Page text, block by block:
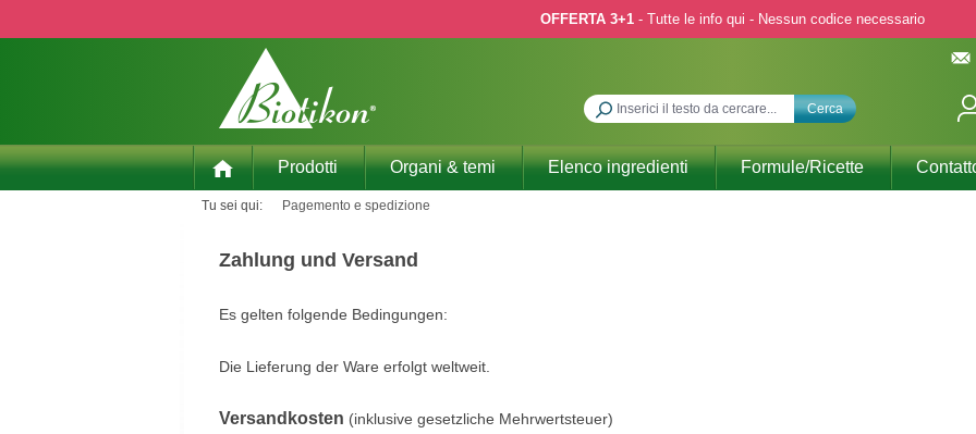
OFFERTA 3+1- Tutte le info qui - Nessun codice necessario
Cerca
Prodotti Organi & temi Elenco ingredienti Formule/Ricette
Tu sei qui: Pagemento e spedizione
Zahlung und Versand
Es gelten folgende Bedingungen:
Die Lieferung der Ware erfolgt weltweit.
Versandkosten (inklusive gesetzliche Mehrwertsteuer)